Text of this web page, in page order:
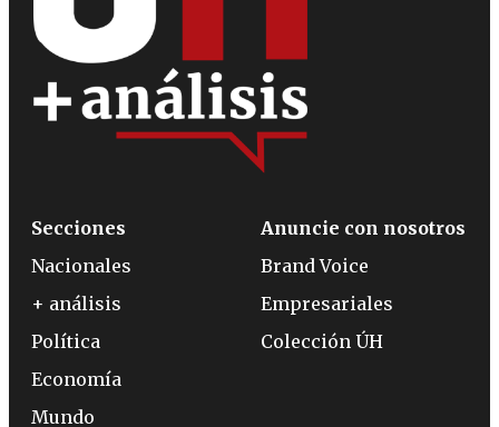
Secciones
Nacionales
+ análisis
Política
Economía
Mundo
Anuncie con nosotros
Brand Voice
Empresariales
Colección ÚH